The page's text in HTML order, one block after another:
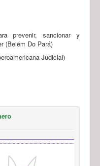
prevenir, sancionar y
(Belém Do Pará)
Judicial)